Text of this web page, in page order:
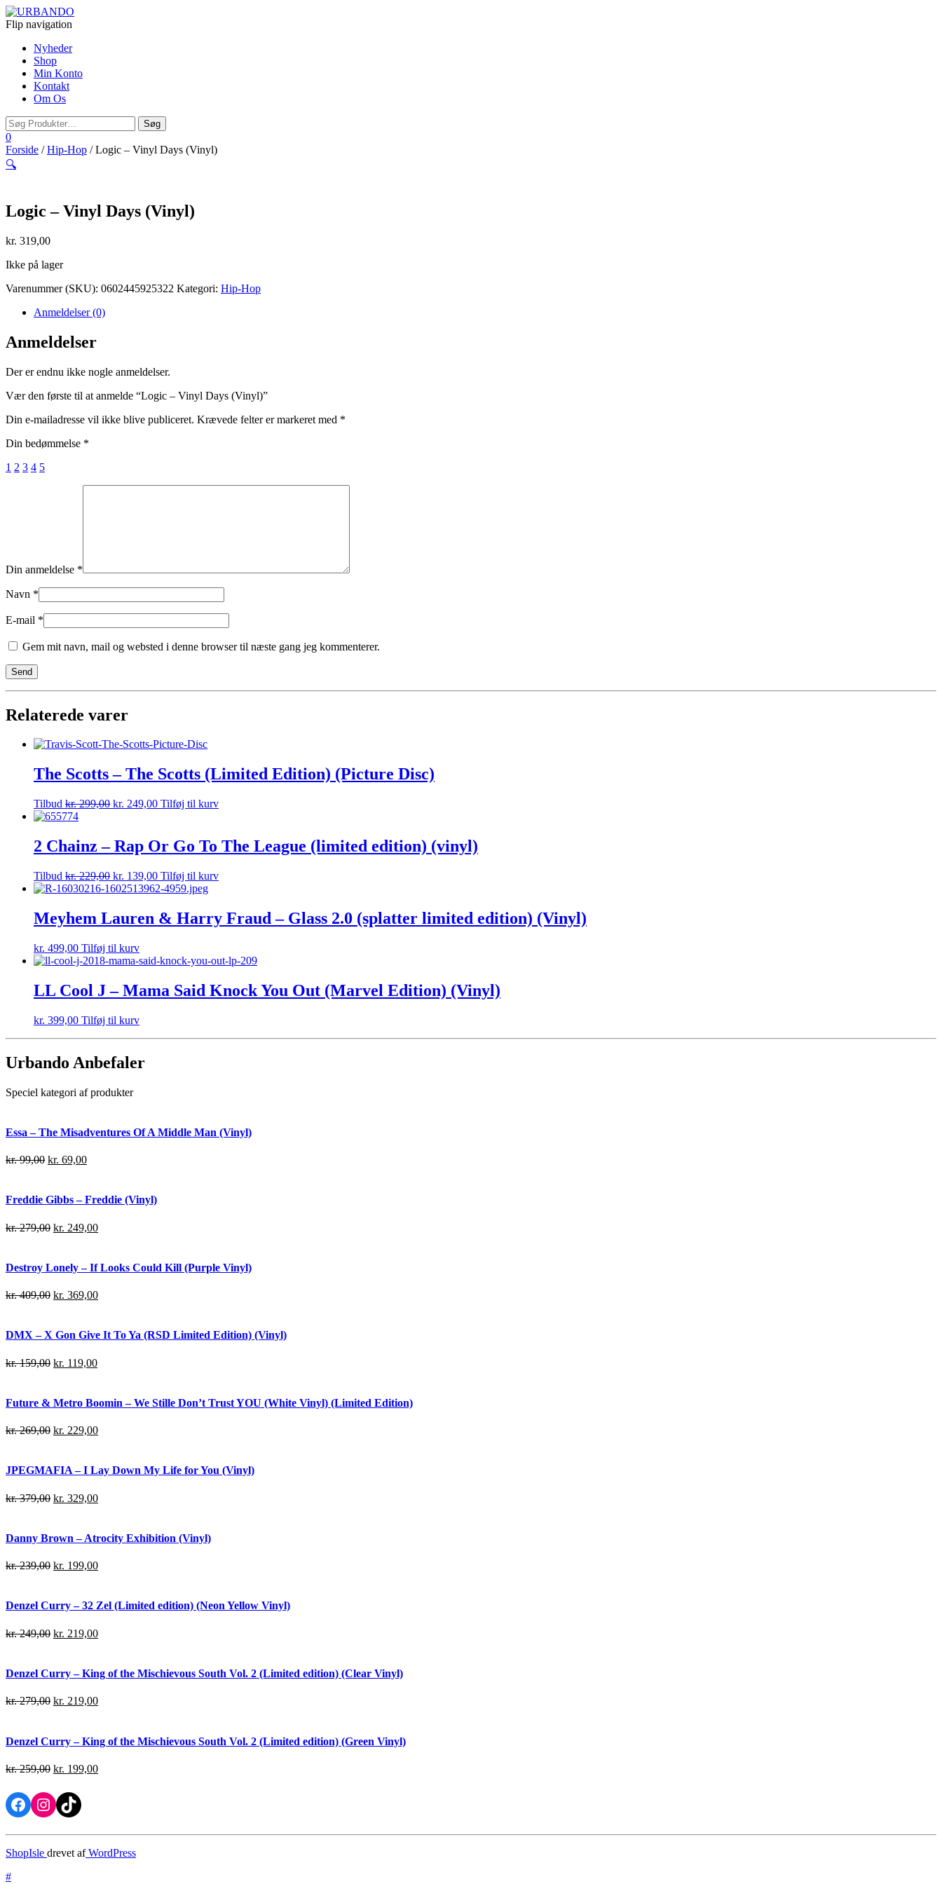
Flip navigation
Nyheder
Shop
Min Konto
Kontakt
Om Os
0
Forside /Hip-Hop / Logic – Vinyl Days (Vinyl)
🔍
Logic – Vinyl Days (Vinyl)
kr. 319,00
Ikke på lager
Varenummer (SKU): 0602445925322 Kategori: Hip-Hop
Anmeldelser (0)
Anmeldelser
Der er endnu ikke nogle anmeldelser.
Vær den første til at anmelde “Logic – Vinyl Days (Vinyl)”
Din e-mailadresse vil ikke blive publiceret. Krævede felter er markeret med *
Din bedømmelse *
1 2 3 4 5
Din anmeldelse *
Navn *
E-mail *
Gem mit navn, mail og websted i denne browser til næste gang jeg kommenterer.
Relaterede varer
The Scotts – The Scotts (Limited Edition) (Picture Disc)
Tilbud kr.299,00 kr. 249,00 Tilføj til kurv
2 Chainz – Rap Or Go To The League (limited edition) (vinyl)
Tilbud kr.229,00 kr. 139,00 Tilføj til kurv
Meyhem Lauren & Harry Fraud – Glass 2.0 (splatter limited edition) (Vinyl)
kr. 499,00 Tilføj til kurv
LL Cool J – Mama Said Knock You Out (Marvel Edition) (Vinyl)
kr. 399,00 Tilføj til kurv
Urbando Anbefaler
Speciel kategori af produkter
Essa – The Misadventures Of A Middle Man (Vinyl)
kr.99,00 kr. 69,00
Freddie Gibbs – Freddie (Vinyl)
kr.279,00 kr. 249,00
Destroy Lonely – If Looks Could Kill (Purple Vinyl)
kr.409,00 kr. 369,00
DMX – X Gon Give It To Ya (RSD Limited Edition) (Vinyl)
kr.159,00 kr. 119,00
Future & Metro Boomin – We Stille Don’t Trust YOU (White Vinyl) (Limited Edition)
kr.269,00 kr. 229,00
JPEGMAFIA – I Lay Down My Life for You (Vinyl)
kr.379,00 kr. 329,00
Danny Brown – Atrocity Exhibition (Vinyl)
kr.239,00 kr. 199,00
Denzel Curry – 32 Zel (Limited edition) (Neon Yellow Vinyl)
kr.249,00 kr. 219,00
Denzel Curry – King of the Mischievous South Vol. 2 (Limited edition) (Clear Vinyl)
kr.279,00 kr. 219,00
Denzel Curry – King of the Mischievous South Vol. 2 (Limited edition) (Green Vinyl)
kr.259,00 kr. 199,00
Facebook
Instagram
TikTok
ShopIsle drevet afWordPress
#